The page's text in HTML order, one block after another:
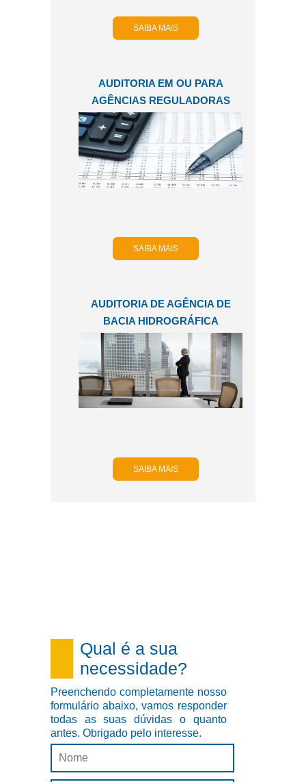
SAIBA MAIS
AUDITORIA EM OU PARA
AGÊNCIAS REGULADORAS
SAIBA MAIS
AUDITORIA DE AGÊNCIA DE
BACIA HIDROGRÁFICA
SAIBA MAIS
Qual é a sua
necessidade?
Preenchendo completamente nosso
formulário abaixo, vamos responder
todas as suas dúvidas o quanto
antes. Obrigado pelo interesse.